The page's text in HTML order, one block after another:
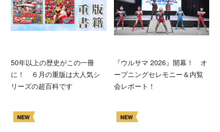
50年以上の歴史がこの一冊
に！ ６月の重版は大人気シ
リーズの超百科です
『ウルサマ 2026』開幕！ オ
ープニングセレモニー＆内覧
会レポート！
NEW NEW